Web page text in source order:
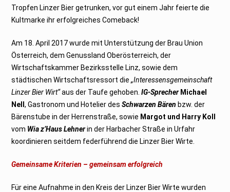
Tropfen Linzer Bier getrunken, vor gut einem Jahr feierte die
Kultmarke ihr erfolgreiches Comeback!
Am 18. April 2017 wurde mit Unterstützung der Brau Union
Österreich, dem Genussland Oberösterreich, der
Wirtschaftskammer Bezirksstelle Linz, sowie dem
städtischen Wirtschaftsressort die„Interessensgemeinschaft
Linzer Bier Wirt“aus der Taufe gehoben.IG-Sprecher Michael
Nell, Gastronom und Hotelier des Schwarzen Bären bzw. der
Bärenstube in der Herrenstraße, sowie Margot und Harry Koll
vom Wia z’Haus Lehnerin der Harbacher Straße in Urfahr
koordinieren seitdem federführend die Linzer Bier Wirte.
Gemeinsame Kriterien – gemeinsam erfolgreich
Für eine Aufnahme in den Kreis der Linzer Bier Wirte wurden